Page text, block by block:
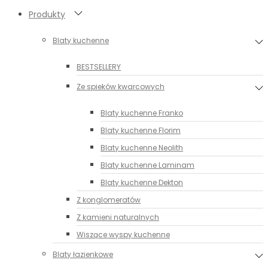
Produkty
Blaty kuchenne
BESTSELLERY
Ze spieków kwarcowych
Blaty kuchenne Franko
Blaty kuchenne Florim
Blaty kuchenne Neolith
Blaty kuchenne Laminam
Blaty kuchenne Dekton
Z konglomeratów
Z kamieni naturalnych
Wiszące wyspy kuchenne
Blaty łazienkowe